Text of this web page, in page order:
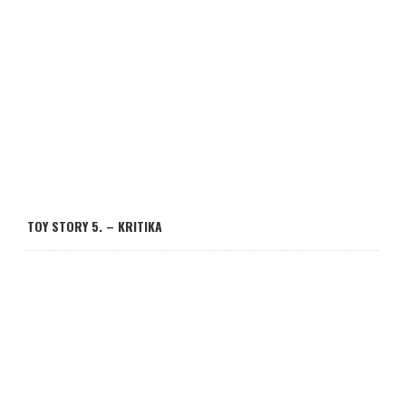
TOY STORY 5. – KRITIKA